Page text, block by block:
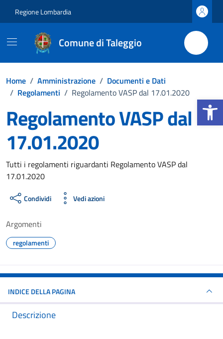
Apri la
Regione Lombardia
Comune di Taleggio
Home / Amministrazione / Documenti e Dati
/ Regolamenti / Regolamento VASP dal 17.01.2020
Regolamento VASP dal
17.01.2020
Dettagli del documento
Tutti i regolamenti riguardanti Regolamento VASP dal
17.01.2020
Condividi Vedi azioni
Argomenti
regolamenti
INDICE DELLA PAGINA
Descrizione